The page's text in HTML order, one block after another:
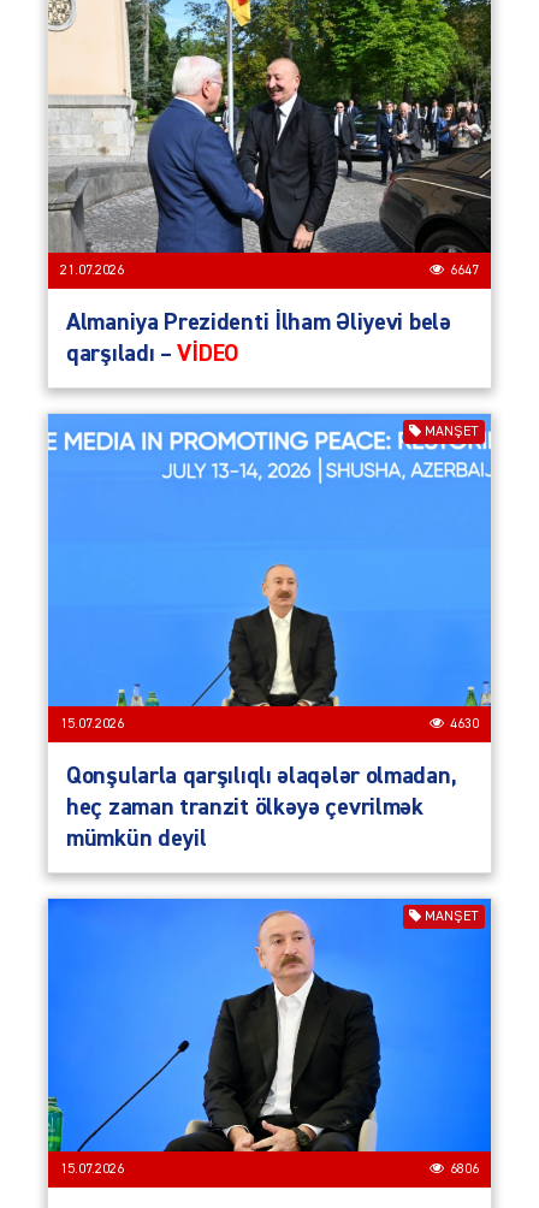
21.07.2026 6647
Almaniya Prezidenti İlham Əliyevi belə
qarşıladı –VİDEO
MANŞET
15.07.2026 4630
Qonşularla qarşılıqlı əlaqələr olmadan,
heç zaman tranzit ölkəyə çevrilmək
mümkün deyil
MANŞET
15.07.2026 6806